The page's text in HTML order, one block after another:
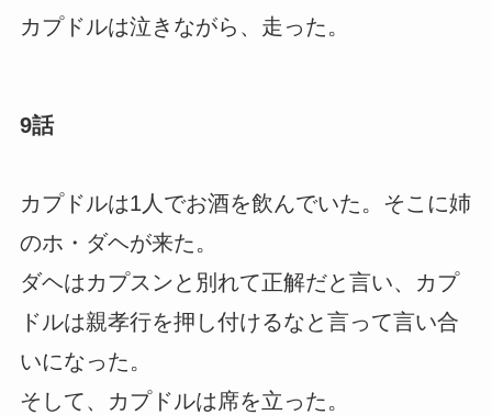
カプドルは泣きながら、走った。
9話
カプドルは1人でお酒を飲んでいた。そこに姉
のホ・ダヘが来た。
ダヘはカプスンと別れて正解だと言い、カプ
ドルは親孝行を押し付けるなと言って言い合
いになった。
そして、カプドルは席を立った。